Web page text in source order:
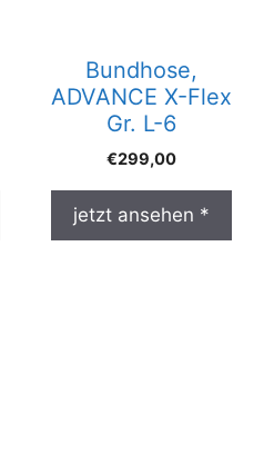
Bundhose,
ADVANCE X-Flex
Gr. L-6
€299,00
jetzt ansehen *